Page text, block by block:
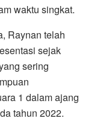
waktu singkat.
Raynan telah
sejak
sering
1 dalam ajang
tahun 2022.